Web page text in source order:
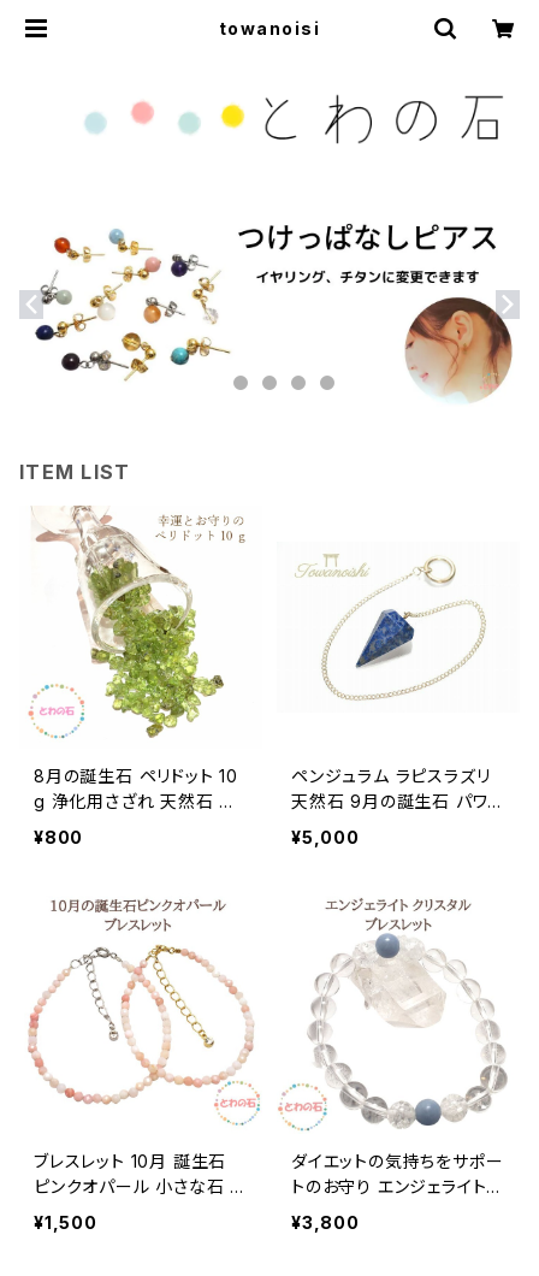
towanoisi
ITEM LIST
8月の誕生石 ペリドット 10
g 浄化用さざれ 天然石 パ
ワーストーン 開運グッズ 緑
ギフト
¥800
ペンジュラム ラピスラズリ
天然石 9月の誕生石 パワ
ーストーン ダウジング 誕生
日プレゼント ギフト 送料無
¥5,000
ブレスレット 10月 誕生石
ピンクオパール 小さな石 パ
ワーストーン ブレス 細身 3
mm 天然石 レディース 幸
¥1,500
ダイエットの気持ちをサポー
トのお守り エンジェライト
パワーストーン ブレスレット
天然石 天使の幸運ブレス 8
¥3,800